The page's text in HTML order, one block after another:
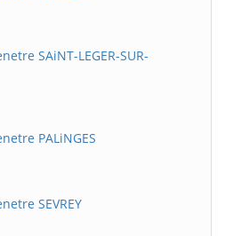
SAiNT-LEGER-SUR-
PALiNGES
SEVREY